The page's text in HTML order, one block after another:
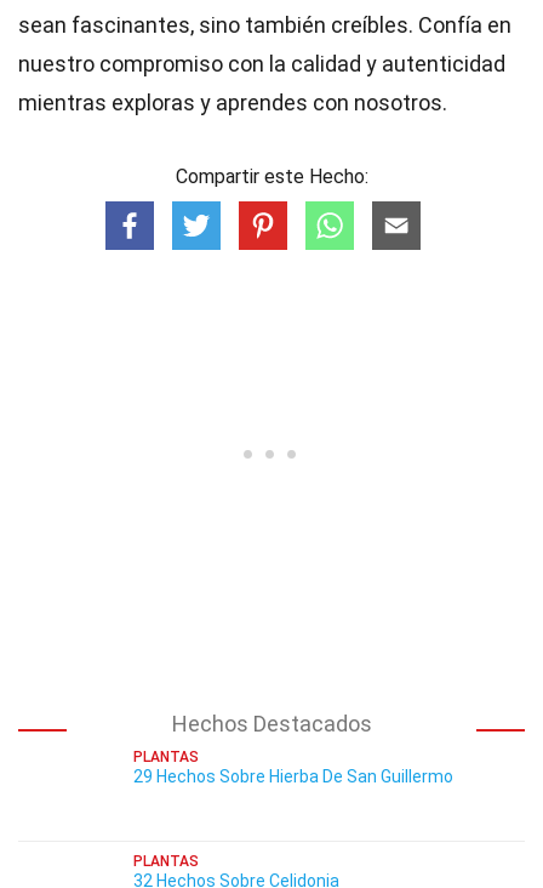
sean fascinantes, sino también creíbles. Confía en
nuestro compromiso con la calidad y autenticidad
mientras exploras y aprendes con nosotros.
Compartir este Hecho:
Hechos Destacados
PLANTAS
29 Hechos Sobre Hierba De San Guillermo
PLANTAS
32 Hechos Sobre Celidonia